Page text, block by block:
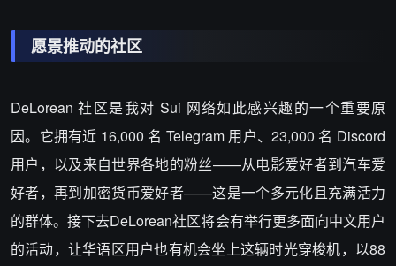
愿景推动的社区
DeLorean 社区是我对 Sui 网络如此感兴趣的一个重要原
因。它拥有近 16,000 名 Telegram 用户、23,000 名 Discord
用户，以及来自世界各地的粉丝——从电影爱好者到汽车爱
好者，再到加密货币爱好者——这是一个多元化且充满活力
的群体。接下去DeLorean社区将会有举行更多面向中文用户
的活动，让华语区用户也有机会坐上这辆时光穿梭机，以88